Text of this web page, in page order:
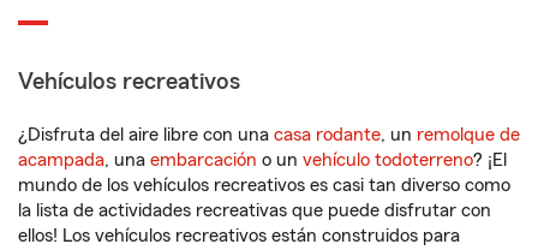
Vehículos recreativos
¿Disfruta del aire libre con una casa rodante, un remolque de
acampada, una embarcación o un vehículo todoterreno? ¡El
mundo de los vehículos recreativos es casi tan diverso como
la lista de actividades recreativas que puede disfrutar con
ellos! Los vehículos recreativos están construidos para